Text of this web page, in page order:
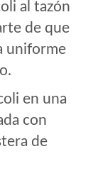
al tazón
de que
uniforme
en una
con
de